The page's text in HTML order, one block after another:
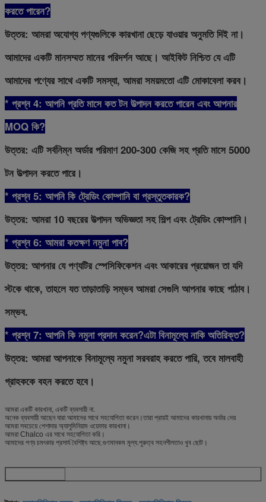
করতে পারেন?
উত্তর: আমরা অযোগ্য পণ্যগুলিকে কারখানা ছেড়ে যাওয়ার অনুমতি দিই না।
আমাদের একটি মানসম্মত মানের পরিদর্শন আছে। আইফিট নিশ্চিত যে এটি
আমাদের পণ্যের সাথে একটি সমস্যা, আমরা সময়মতো এটি মোকাবেলা করব।
* প্রশ্ন 4: আপনি প্রতি মাসে কত টন উত্পাদন করতে পারেন এবং আপনার
MOQ কি?
উত্তর: এটি সর্বনিম্ন অর্ডার পরিমাণ 200-300 কেজি সহ প্রতি মাসে 5000
টন উত্পাদন করতে পারে।
* প্রশ্ন 5: আপনি কি ট্রেডিং কোম্পানি বা প্রস্তুতকারক?
উত্তর: আমরা 10 বছরের উত্পাদন অভিজ্ঞতা সহ শিল্প এবং ট্রেডিং কোম্পানি।
* প্রশ্ন 6: আমরা কতক্ষণ নমুনা পাব?
উত্তর: আপনার যে পণ্যটির স্পেসিফিকেশন এবং আকারের প্রয়োজন তা যদি
স্টকে থাকে, তাহলে যত তাড়াতাড়ি সম্ভব আমরা সেগুলি আপনার কাছে পাঠাব।
সম্ভব.
* প্রশ্ন 7: আপনি কি নমুনা প্রদান করেন?এটা বিনামূল্যে নাকি অতিরিক্ত?
উত্তর: আমরা আপনাকে বিনামূল্যে নমুনা সরবরাহ করতে পারি, তবে মালবাহী
গ্রাহককে বহন করতে হবে।
আমরা একটি কারখানা, একটি ব্যবসায়ী না.
অনেক ব্যবসায়ী আছেন যারা আমাদের সাথে সহযোগিতা করেন।তারা প্রায়ই আমাদের কারখানায় অর্ডার দেয়
আমরা সবচেয়ে পেশাদার অ্যালুমিনিয়াম ওয়েফার কারখানা।
আমরা Chalco এর সাথে সহযোগিতা করি।
আমাদের পণ্য চমৎকার প্রসার্য বৈশিষ্ট্য আছে.গুণমানকম মূল্য.পুরুত্ব সহনশীলতাও খুব ছোট।